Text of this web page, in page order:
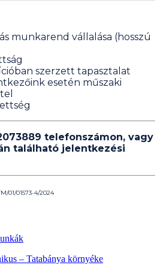
munkarend vállalása (hosszú
szerzett tapasztalat
esetén műszaki
telefonszámon, vagy
található jelentkezési
01/01573-4/2024
– Tatabánya környéke